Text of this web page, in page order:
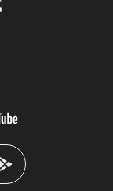
youtube-